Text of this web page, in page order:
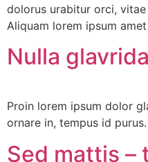
dolorus urabitur orci,
Aliquam lorem ipsum
Nulla
Proin lorem ipsum dolor
ornare in, tempus id
Sed mattis –